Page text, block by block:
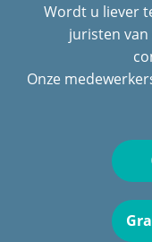
Wordt u liever
juristen van
Onze